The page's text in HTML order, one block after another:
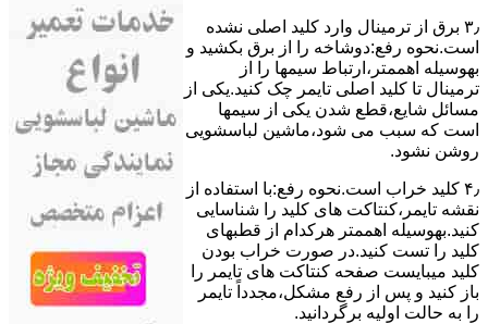
۳٫ ﺑﺮق از ﺗﺮﻣﯿﻨﺎل وارد ﮐﻠﯿﺪ اﺻﻠﯽ ﻧﺸﺪه
است.نحوه رﻓﻊ:دوشاخه را از ﺑﺮق بکشید و
بهوسیله اهممتر،ارﺗﺒﺎط سیمها را از
ﺗﺮﻣﯿﻨﺎل ﺗﺎ ﮐﻠﯿﺪ اﺻﻠﯽ ﺗﺎﯾﻤﺮ چک کنید.یکی از
مسائل شایع،ﻗﻄﻊ شدن ﯾﮑﯽ از سیمها
است که سبب می شود،ﻣﺎﺷﯿﻦ لباسشویی
روﺷﻦ نشود.
۴٫ ﮐﻠﯿﺪ ﺧﺮاب اﺳﺖ.نحوه رفع:ﺑﺎ اﺳﺘﻔﺎده از
ﻧﻘﺸﻪ ﺗﺎﯾﻤﺮ،ﮐﻨﺘﺎﮐﺖ ﻫﺎی ﮐﻠﯿﺪ را ﺷﻨﺎﺳﺎﯾﯽ
کنید.بهوسیله اهممتر هرکدام از قطبهای
ﮐﻠﯿﺪ را ﺗﺴﺖ ﮐﻨﯿﺪ.در ﺻﻮرت ﺧﺮاب ﺑﻮدن
ﮐﻠﯿﺪ میبایست ﺻﻔﺤﻪ ﮐﻨﺘﺎﮐﺖ ﻫﺎی ﺗﺎﯾﻤﺮ را
باز کنید و ﭘﺲ از رﻓﻊ مشکل،مجدداً ﺗﺎﯾﻤﺮ
را به حالت اوﻟﯿﻪ برگردانید.